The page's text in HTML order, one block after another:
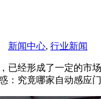
新闻中心, 行业新闻
已经形成了一定的市
：究竟哪家自动感应